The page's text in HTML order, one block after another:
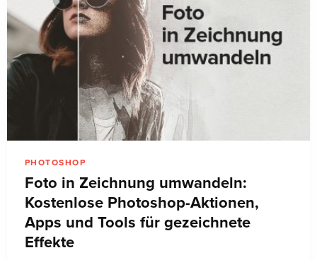
PHOTOSHOP
Foto in Zeichnung umwandeln:
Kostenlose Photoshop-Aktionen,
Apps und Tools für gezeichnete
Effekte